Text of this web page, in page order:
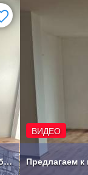
Двухкомнатный Поморие Старый город без таксы
ВИДЕО